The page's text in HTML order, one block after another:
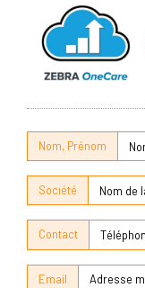
Nom, Prénom
Société
Contact
Email